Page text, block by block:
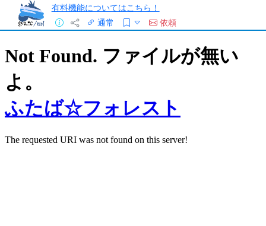
有料機能についてはこちら！
通常
依頼